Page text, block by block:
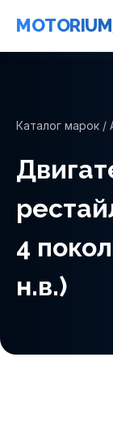
MOTORIUM
Каталог марок /
4
н.в.)